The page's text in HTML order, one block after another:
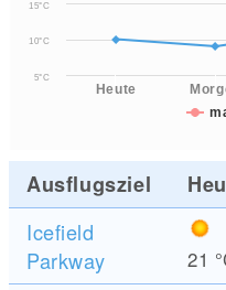
5°C
10°C
15°C
Heute
Ausflugsziel
Icefield
Parkway
21